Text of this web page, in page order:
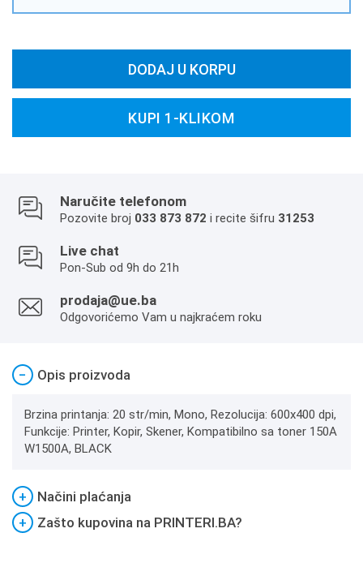
DODAJ U KORPU
KUPI 1-KLIKOM
Naručite telefonom
Pozovite broj 033 873 872 i recite šifru 31253
Live chat
Pon-Sub od 9h do 21h
prodaja@ue.ba
Odgovorićemo Vam u najkraćem roku
− Opis proizvoda
Brzina printanja: 20 str/min, Mono, Rezolucija: 600x400 dpi,
Funkcije: Printer, Kopir, Skener, Kompatibilno sa toner 150A
W1500A, BLACK
+
Načini plaćanja
+
Zašto kupovina na PRINTERI.BA?